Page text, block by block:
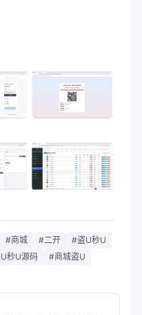
#商城 #二开
#盗U秒U
秒U源码 #商城盗U